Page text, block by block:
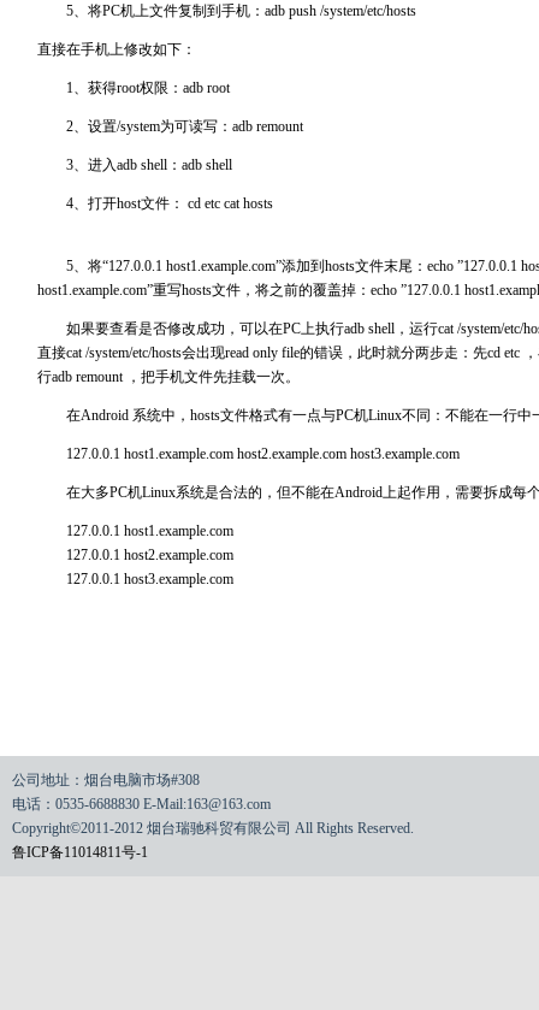
5、将PC机上文件复制到手机：adb push /system/etc/hosts
直接在手机上修改如下：
1、获得root权限：adb root
2、设置/system为可读写：adb remount
3、进入adb shell：adb shell
4、打开host文件： cd etc cat hosts
5、将“127.0.0.1 host1.example.com”添加到hosts文件末尾：echo ”127.0.0.1
host1.example.com”重写hosts文件，将之前的覆盖掉：echo ”127.0.0.1
如果要查看是否修改成功，可以在PC上执行adb shell，运行cat /system/etc/
直接cat /system/etc/hosts会出现read only file的错误，此时就分两步走：先cd etc
行adb remount ，把手机文件先挂载一次。
在Android 系统中，hosts文件格式有一点与PC机Linux不同：不能在一行中
127.0.0.1 host1.example.com host2.example.com host3.example.com
在大多PC机Linux系统是合法的，但不能在Android上起作用，需要拆成每
127.0.0.1 host1.example.com
127.0.0.1 host2.example.com
127.0.0.1 host3.example.com
公司地址：烟台电脑市场#308
电话：0535-6688830 E-Mail:163@163.com
Copyright©2011-2012 烟台瑞驰科贸有限公司 All Rights Reserved.
鲁ICP备11014811号-1